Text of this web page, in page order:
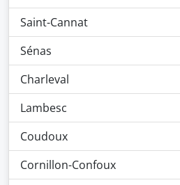
Saint-Cannat
Sénas
Charleval
Lambesc
Coudoux
Cornillon-Confoux